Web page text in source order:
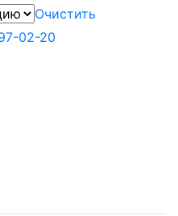
Очистить
02-20